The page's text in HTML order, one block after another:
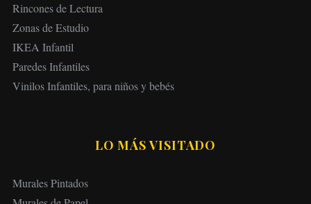
Rincones de Lectura
Zonas de Estudio
IKEA Infantil
Paredes Infantiles
Vinilos Infantiles, para niños y bebés
LO MÁS VISITADO
Murales Pintados